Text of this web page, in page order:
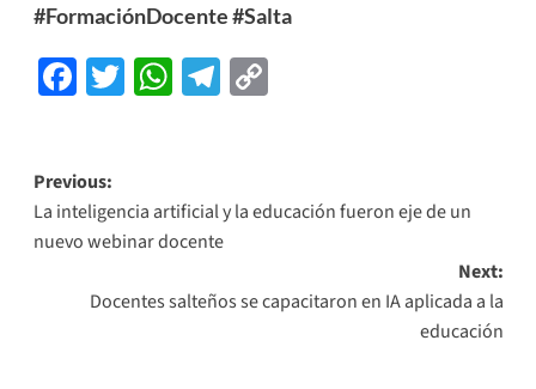
#FormaciónDocente#Salta
Facebook
Twitter
WhatsApp
Telegram
Copy
Previous:
La inteligencia artificial y la educación fueron eje de un
nuevo webinar docente
Next:
Docentes salteños se capacitaron en IA aplicada a la
educación